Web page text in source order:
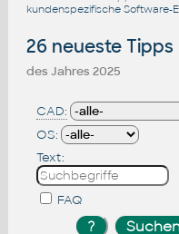
kundenspezifische Software-
26 neueste Tipps
des Jahres 2025
CAD:
OS:
Text:
FAQ